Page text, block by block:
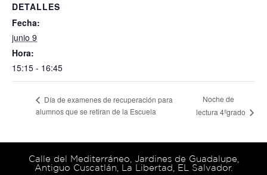
DETALLES
Fecha:
junio 9
Hora:
15:15 - 16:45
Día de examenes de recuperación para
alumnos que se retiran de la Escuela
Noche de
lectura 4ºgrado
Calle del Mediterráneo, Jardines de Guadalupe,
Antiguo Cuscatlán, La Libertad, EL Salvador.